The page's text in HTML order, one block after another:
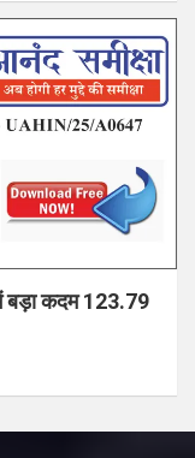
बड़ा कदम 123.79